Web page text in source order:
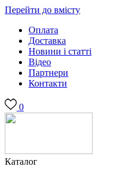
Перейти до вмісту
Оплата
Доставка
Новини і статті
Відео
Партнери
Контакти
0
Каталог